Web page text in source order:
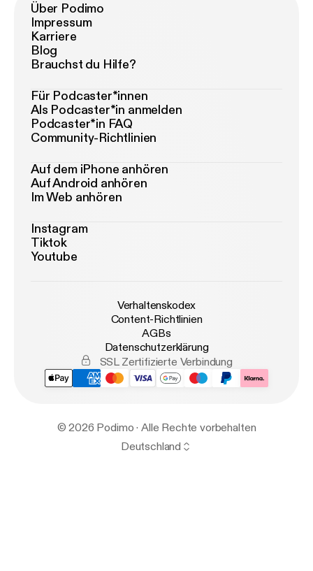
Über Podimo
Impressum
Karriere
Blog
Brauchst du Hilfe?
Für Podcaster*innen
Als Podcaster*in anmelden
Podcaster*in FAQ
Community-Richtlinien
Auf dem iPhone anhören
Auf Android anhören
Im Web anhören
Instagram
Tiktok
Youtube
Verhaltenskodex
Content-Richtlinien
AGBs
Datenschutzerklärung
SSL Zertifizierte Verbindung
© 2026 Podimo · Alle Rechte vorbehalten
Deutschland